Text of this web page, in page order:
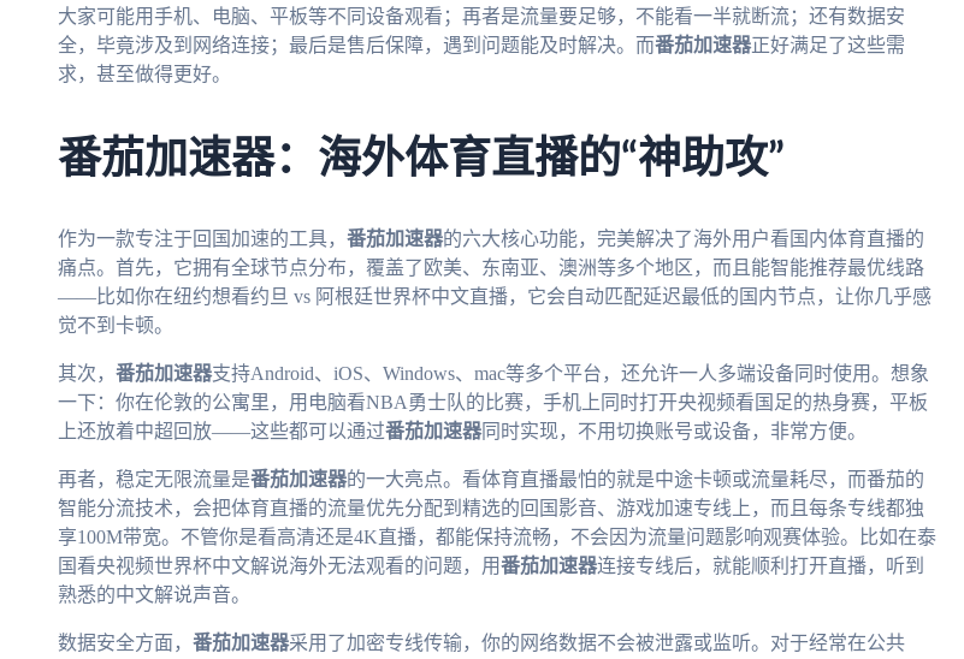
大家可能用手机、电脑、平板等不同设备观看；再者是流量要足够，不能看一半就断流；还有数据安
全，毕竟涉及到网络连接；最后是售后保障，遇到问题能及时解决。而番茄加速器正好满足了这些需
求，甚至做得更好。
番茄加速器：海外体育直播的“神助攻”
作为一款专注于回国加速的工具， 番茄加速器的六大核心功能，完美解决了海外用户看国内体育直播的
痛点。首先，它拥有全球节点分布，覆盖了欧美、东南亚、澳洲等多个地区，而且能智能推荐最优线路
——比如你在纽约想看约旦 vs 阿根廷世界杯中文直播，它会自动匹配延迟最低的国内节点，让你几乎感
觉不到卡顿。
其次， 番茄加速器支持Android、iOS、Windows、mac等多个平台，还允许一人多端设备同时使用。想象
一下：你在伦敦的公寓里，用电脑看NBA勇士队的比赛，手机上同时打开央视频看国足的热身赛，平板
上还放着中超回放——这些都可以通过番茄加速器同时实现，不用切换账号或设备，非常方便。
再者，稳定无限流量是番茄加速器的一大亮点。看体育直播最怕的就是中途卡顿或流量耗尽，而番茄的
智能分流技术，会把体育直播的流量优先分配到精选的回国影音、游戏加速专线上，而且每条专线都独
享100M带宽。不管你是看高清还是4K直播，都能保持流畅，不会因为流量问题影响观赛体验。比如在泰
国看央视频世界杯中文解说海外无法观看的问题，用番茄加速器连接专线后，就能顺利打开直播，听到
熟悉的中文解说声音。
数据安全方面， 番茄加速器采用了加密专线传输，你的网络数据不会被泄露或监听。对于经常在公共